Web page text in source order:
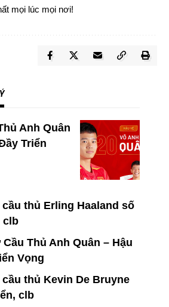
mọi lúc mọi nơi!
Anh Quân
Triển
thủ Erling Haaland số
clb
Thủ Anh Quân – Hậu
Vọng
thủ Kevin De Bruyne
clb